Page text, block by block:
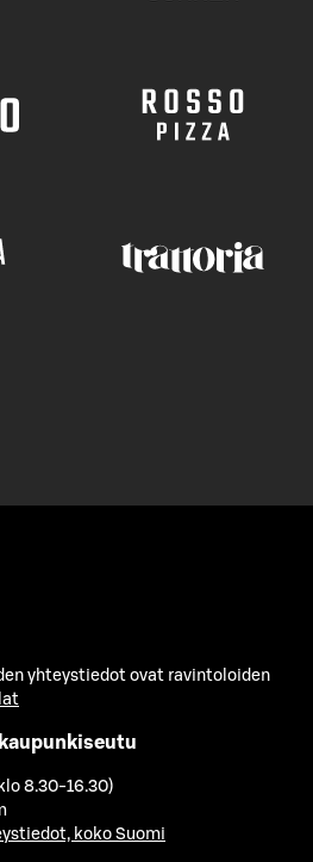
yhteystiedot ovat ravintoloiden
8.30-16.30)
koko Suomi